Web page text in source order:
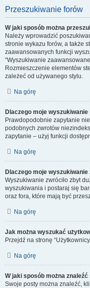
Przeszukiwanie forów
W jaki sposób można
Należy wprowadzić
stronie wykazu forów, a także
zaawansowanych funkcji
“Wyszukiwanie
Rozmieszczenie elementów
zależeć od używanego stylu.
Na górę
Dlaczego moje
Prawdopodobnie zapytanie
podobnych zwrotów
zapytanie – użyj funkcji
Na górę
Dlaczego moje
Wyszukiwanie zwróciło zbyt
wyszukiwania i postaraj się
oraz fora, które mają być
Na górę
Jak można wyszukać
Przejdź na stronę
Na górę
W jaki sposób można
Swoje posty można znaleźć,